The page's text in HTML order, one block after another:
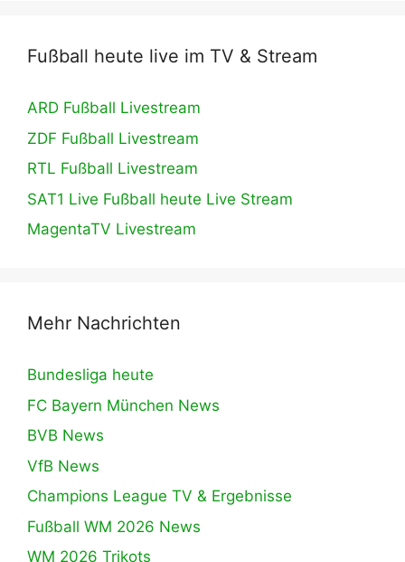
Fußball heute live im TV & Stream
ARD Fußball Livestream
ZDF Fußball Livestream
RTL Fußball Livestream
SAT1 Live Fußball heute Live Stream
MagentaTV Livestream
Mehr Nachrichten
Bundesliga heute
FC Bayern München News
BVB News
VfB News
Champions League TV & Ergebnisse
Fußball WM 2026 News
WM 2026 Trikots